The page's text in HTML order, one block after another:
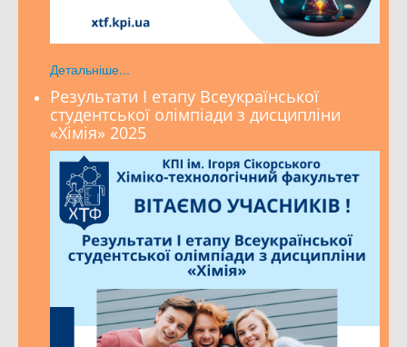
Детальніше...
Результати І етапу Всеукраїнської
студентської олімпіади з дисципліни
«Хімія» 2025